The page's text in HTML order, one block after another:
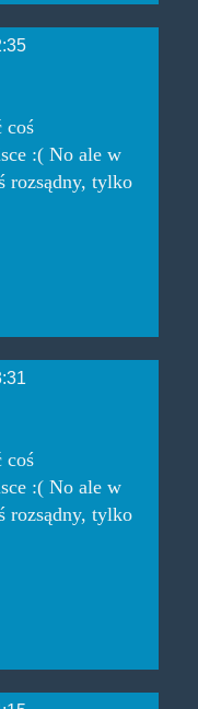
coś
:( No ale w
rozsądny, tylko
coś
:( No ale w
rozsądny, tylko